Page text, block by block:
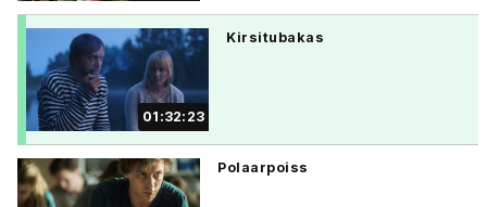
01:32:23
Kirsitubakas
Polaarpoiss